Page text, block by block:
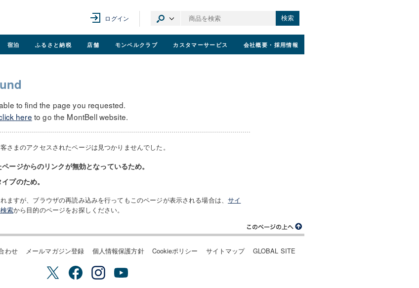
ログイン 検索
宿泊 ふるさと納税 店舗 モンベルクラブ カスタマーサービス 会社概要 ・採用情報
to find the page you requested.
here to go the MontBell website.
さまのアクセスされたページは見つかりませんでした。
ージからのリンクが無効となっているため。
プのため。
ますが、ブラウザの再読み込みを行ってもこのページが表示される場合は、サイ
索から目的のページをお探しください。
わせ メールマガジン登録 個人情報保護方針 Cookieポリシー サイトマップ GLOBAL SITE